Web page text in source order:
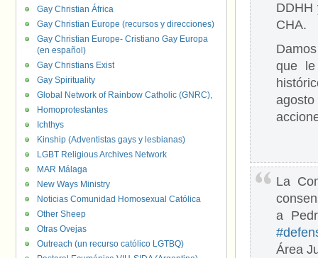
DDHH
CHA.
que
La
a
Área
Gay Christian África
Gay Christian Europe (recursos y direcciones)
Gay Christian Europe- Cristiano Gay Europa
(en español)
Gay Christians Exist
Gay Spirituality
Global Network of Rainbow Catholic (GNRC),
Homoprotestantes
Ichthys
Kinship (Adventistas gays y lesbianas)
LGBT Religious Archives Network
MAR Málaga
New Ways Ministry
Noticias Comunidad Homosexual Católica
Other Sheep
Otras Ovejas
Outreach (un recurso católico LGTBQ)